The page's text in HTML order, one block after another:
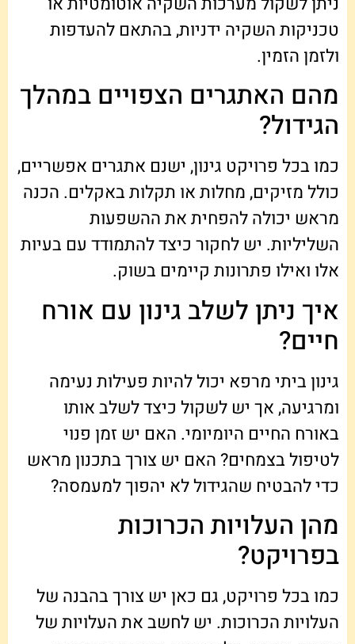
טכניקות השקיה ידניות, בהתאם להעדפות
ולזמן הזמין.
מהם האתגרים הצפויים במהלך
הגידול?
כמו בכל פרויקט גינון, ישנם אתגרים אפשריים,
כולל מזיקים, מחלות או תקלות באקלים. הכנה
מראש יכולה להפחית את ההשפעות
השליליות. יש לחקור כיצד להתמודד עם בעיות
אלו ואילו פתרונות קיימים בשוק.
איך ניתן לשלב גינון עם אורח
חיים?
גינון ביתי מרפא יכול להיות פעילות נעימה
ומרגיעה, אך יש לשקול כיצד לשלב אותו
באורח החיים היומיומי. האם יש זמן פנוי
לטיפול בצמחים? האם יש צורך בתכנון מראש
כדי להבטיח שהגידול לא יהפוך למעמסה?
מהן העלויות הכרוכות
בפרויקט?
כמו בכל פרויקט, גם כאן יש צורך בהבנה של
העלויות הכרוכות. יש לחשב את העלויות של